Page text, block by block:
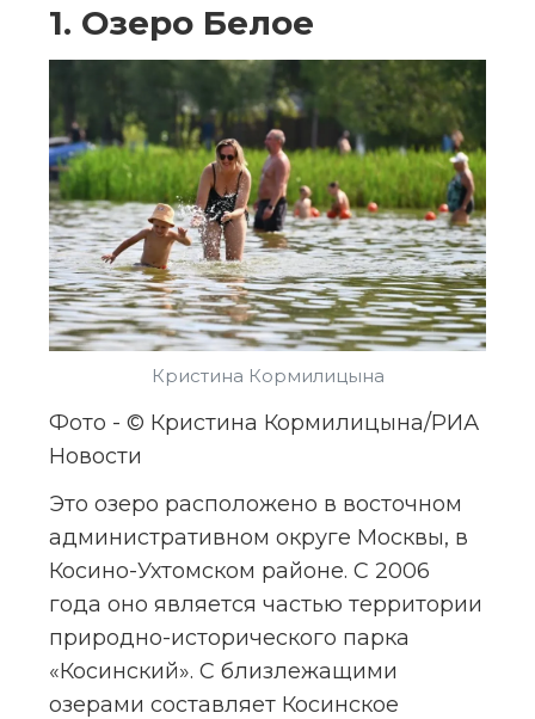
1. Озеро Белое
Кристина Кормилицына
Фото - © Кристина Кормилицына/РИА
Новости
Это озеро расположено в восточном
административном округе Москвы, в
Косино-Ухтомском районе. С 2006
года оно является частью территории
природно-исторического парка
«Косинский». С близлежащими
озерами составляет Косинское